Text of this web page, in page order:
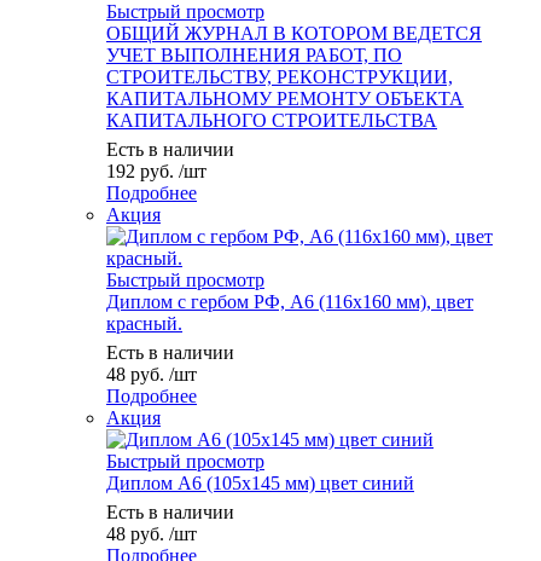
Быстрый просмотр
ОБЩИЙ ЖУРНАЛ В КОТОРОМ ВЕДЕТСЯ
УЧЕТ ВЫПОЛНЕНИЯ РАБОТ, ПО
СТРОИТЕЛЬСТВУ, РЕКОНСТРУКЦИИ,
КАПИТАЛЬНОМУ РЕМОНТУ ОБЪЕКТА
КАПИТАЛЬНОГО СТРОИТЕЛЬСТВА
Есть в наличии
192 руб. /шт
Подробнее
Акция
Быстрый просмотр
Диплом с гербом РФ, А6 (116х160 мм), цвет
красный.
Есть в наличии
48 руб. /шт
Подробнее
Акция
Быстрый просмотр
Диплом А6 (105х145 мм) цвет синий
Есть в наличии
48 руб. /шт
Подробнее